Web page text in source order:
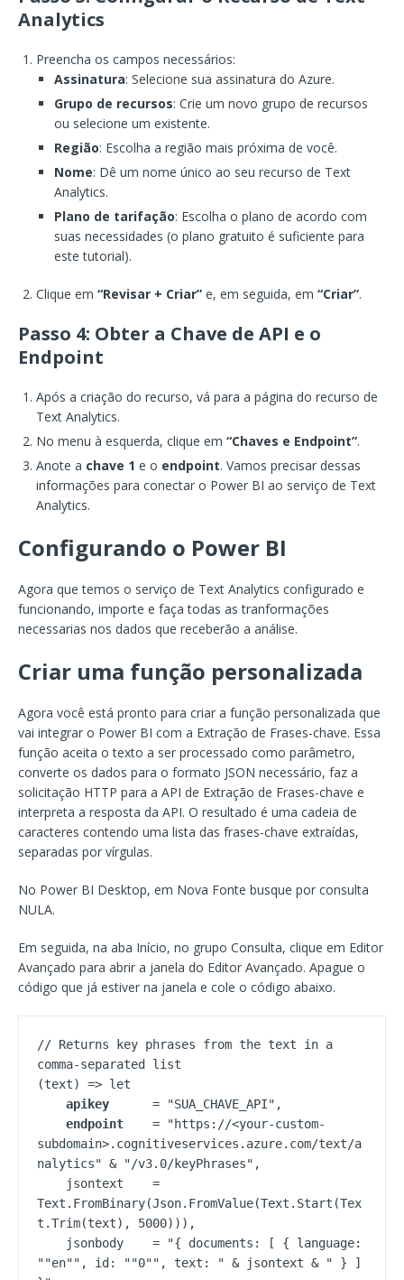
Analytics
Preencha os campos necessários:
Assinatura: Selecione sua assinatura do Azure.
Grupo de recursos: Crie um novo grupo de recursos
ou selecione um existente.
Região: Escolha a região mais próxima de você.
Nome: Dê um nome único ao seu recurso de Text
Analytics.
Plano de tarifação: Escolha o plano de acordo com
suas necessidades (o plano gratuito é suficiente para
este tutorial).
Clique em “Revisar + Criar” e, em seguida, em “Criar”.
Passo 4: Obter a Chave de API e o
Endpoint
Após a criação do recurso, vá para a página do recurso de
Text Analytics.
No menu à esquerda, clique em “Chaves e Endpoint”.
Anote a chave 1 e o endpoint. Vamos precisar dessas
informações para conectar o Power BI ao serviço de Text
Analytics.
Configurando o Power BI
Agora que temos o serviço de Text Analytics configurado e
funcionando, importe e faça todas as tranformações
necessarias nos dados que receberão a análise.
Criar uma função personalizada
Agora você está pronto para criar a função personalizada que
vai integrar o Power BI com a Extração de Frases-chave. Essa
função aceita o texto a ser processado como parâmetro,
converte os dados para o formato JSON necessário, faz a
solicitação HTTP para a API de Extração de Frases-chave e
interpreta a resposta da API. O resultado é uma cadeia de
caracteres contendo uma lista das frases-chave extraídas,
separadas por vírgulas.
No Power BI Desktop, em Nova Fonte busque por consulta
NULA.
Em seguida, na aba Início, no grupo Consulta, clique em Editor
Avançado para abrir a janela do Editor Avançado. Apague o
código que já estiver na janela e cole o código abaixo.
// Returns key phrases from the text in a
comma-separated list
(text) => let
apikey
      = "SUA_CHAVE_API",
endpoint
    = "https://<your-custom-
subdomain>.cognitiveservices.azure.com/text/a
nalytics" & "/v3.0/keyPhrases",
Text.FromBinary(Json.FromValue(Text.Start(Tex
t.Trim(text), 5000))),
""en"", id: ""0"", text: " & jsontext & " } ]